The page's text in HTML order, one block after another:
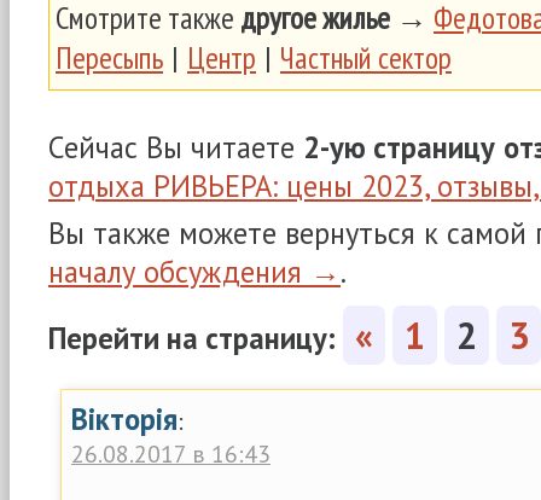
Смотрите также другое жилье →
Пересыпь | Центр | Частный сектор
Сейчас Вы читаете 2-ую страницу
отдыха РИВЬЕРА: цены 2023,
Вы также можете вернуться к самой
началу обсуждения →.
Перейти на страницу: « 1 2 3
Вікторія:
26.08.2017 в 16:43